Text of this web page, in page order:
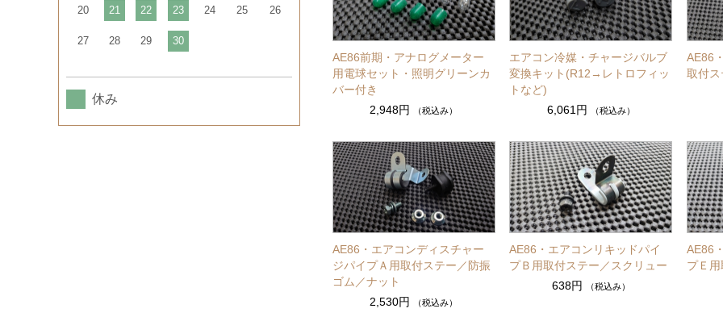
AE86前期・アナログメーター
用電球セット・照明グリーンカ
バー付き
2,948円
（税込み）
エアコン冷媒・チャージバルブ
変換キット(R12→レトロフィッ
トなど)
6,061円
（税込み）
AE86
取付ス
AE86・エアコンディスチャー
ジパイプＡ用取付ステー／防振
ゴム／ナット
2,530円
（税込み）
AE86・エアコンリキッドパイ
プＢ用取付ステー／スクリュー
638円
（税込み）
AE86
プＥ
20 21 22 23 24 25 26
27 28 29 30
休み